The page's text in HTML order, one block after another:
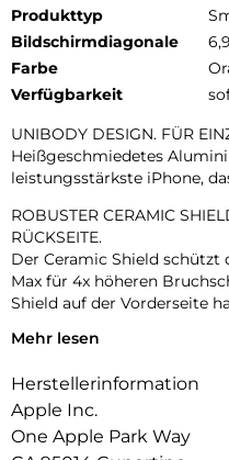
Produkttyp
Bildschirmdiagonale
Farbe
Verfügbarkeit
UNIBODY DESIGN. FÜR
Heißgeschmiedetes
leistungsstärkste iPhone,
ROBUSTER CERAMIC
RÜCKSEITE.
Der Ceramic Shield schützt
Max für 4x höheren
Shield auf der Vorderseite
DAS ULTIMATIVE PRO
dem größten Zoombereich,
Das ist wie 8 Pro Objektive
18MP CENTER STAGE
Mehr lesen
Herstellerinformation
Apple Inc.
One Apple Park Way